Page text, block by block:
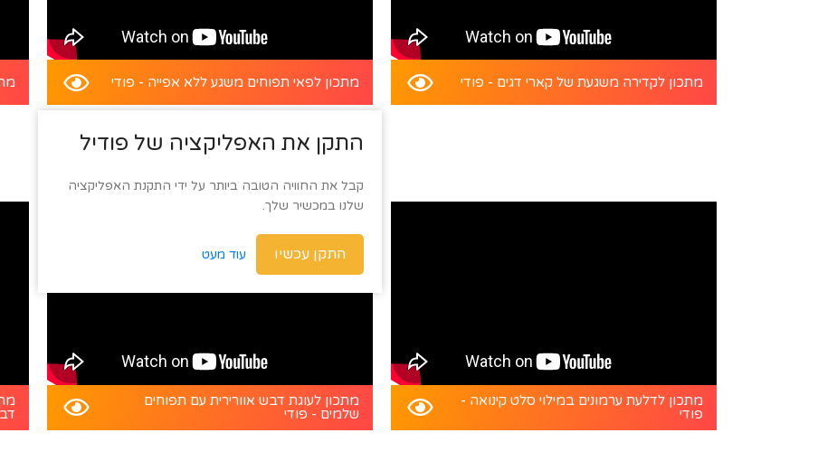
מתכון לקדירה משגעת של קארי דגים - פודי מתכון לפאי תפוחים משגע ללא אפייה - פודי
מתכון לדלעת ערמונים במילוי סלט קינואה -
פודי
מתכון לעוגת דבש אוורירית עם תפוחים
שלמים - פודי
התקן את האפליקציה של פודיל
קבל את החוויה הטובה ביותר על ידי התקנת האפליקציה
שלנו במכשיר שלך.
התקן עכשיו עוד מעט